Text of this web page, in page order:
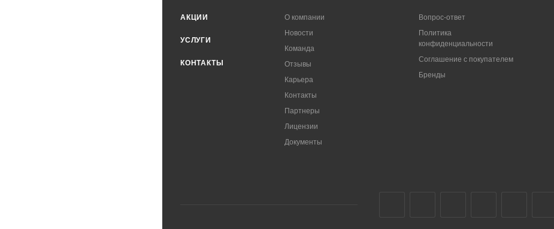
АКЦИИ
УСЛУГИ
КОНТАКТЫ
О компании
Новости
Команда
Отзывы
Карьера
Контакты
Партнеры
Лицензии
Документы
Вопрос-ответ
Политика
конфиденциальности
Соглашение с покупателем
Бренды